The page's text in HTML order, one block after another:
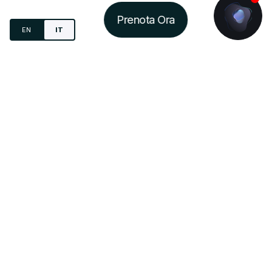
Prenota Ora
EN IT